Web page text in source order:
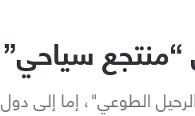
“منتجع سياحي”
الطوعي"، إما إلى دول